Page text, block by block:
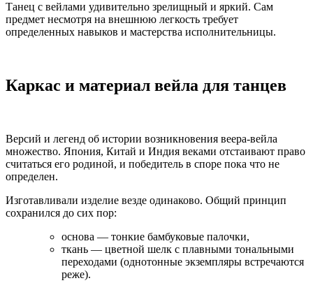
Танец с вейлами удивительно зрелищный и яркий. Сам
предмет несмотря на внешнюю легкость требует
определенных навыков и мастерства исполнительницы.
Каркас и материал вейла для танцев
Версий и легенд об истории возникновения веера-вейла
множество. Япония, Китай и Индия веками отстаивают право
считаться его родиной, и победитель в споре пока что не
определен.
Изготавливали изделие везде одинаково. Общий принцип
сохранился до сих пор:
основа — тонкие бамбуковые палочки,
ткань — цветной шелк с плавными тональными
переходами (однотонные экземпляры встречаются
реже).